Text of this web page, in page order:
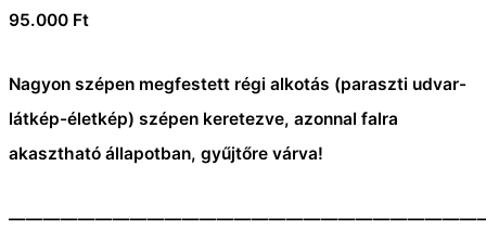
95.000 Ft
Nagyon szépen megfestett régi alkotás (paraszti udvar-
látkép-életkép) szépen keretezve, azonnal falra
akasztható állapotban, gyűjtőre várva!